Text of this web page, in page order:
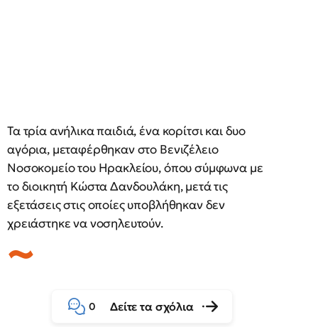
Τα τρία ανήλικα παιδιά, ένα κορίτσι και δυο
αγόρια, μεταφέρθηκαν στο Βενιζέλειο
Νοσοκομείο του Ηρακλείου, όπου σύμφωνα με
το διοικητή Κώστα Δανδουλάκη, μετά τις
εξετάσεις στις οποίες υποβλήθηκαν δεν
χρειάστηκε να νοσηλευτούν.
0 Δείτε τα σχόλια